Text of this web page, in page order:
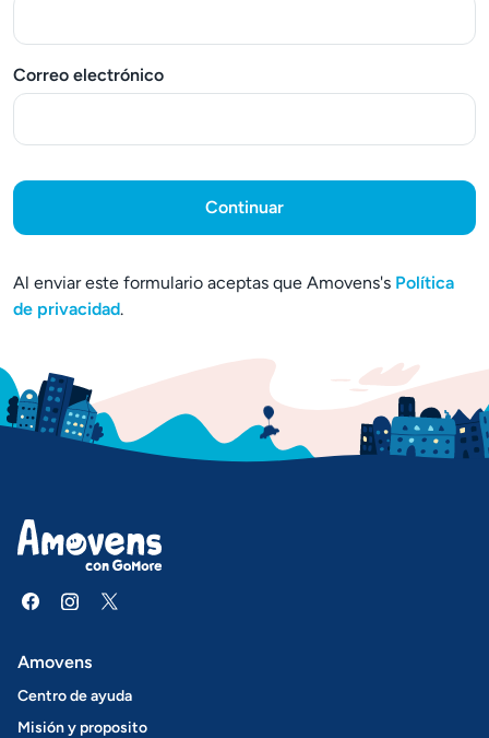
Correo electrónico
Continuar
Al enviar este formulario aceptas que Amovens's Política
de privacidad.
Amovens
Centro de ayuda
Misión y proposito